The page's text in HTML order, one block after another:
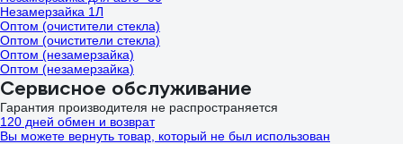
Незамерзайка 1Л
Оптом (очистители стекла)
Оптом (очистители стекла)
Оптом (незамерзайка)
Оптом (незамерзайка)
Сервисное обслуживание
Гарантия производителя не распространяется
120 дней обмен и возврат
Вы можете вернуть товар, который не был использован